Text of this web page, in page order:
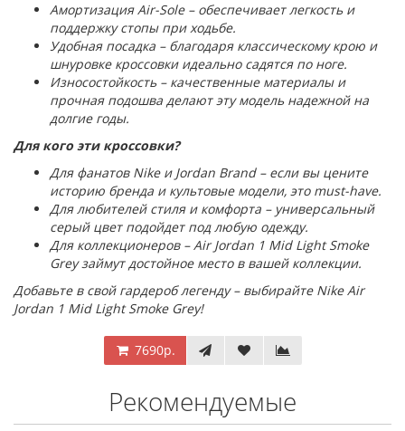
Амортизация Air-Sole – обеспечивает легкость и
поддержку стопы при ходьбе.
Удобная посадка – благодаря классическому крою и
шнуровке кроссовки идеально садятся по ноге.
Износостойкость – качественные материалы и
прочная подошва делают эту модель надежной на
долгие годы.
Для кого эти кроссовки?
Для фанатов Nike и Jordan Brand – если вы цените
историю бренда и культовые модели, это must-have.
Для любителей стиля и комфорта – универсальный
серый цвет подойдет под любую одежду.
Для коллекционеров – Air Jordan 1 Mid Light Smoke
Grey займут достойное место в вашей коллекции.
Добавьте в свой гардероб легенду – выбирайте Nike Air
Jordan 1 Mid Light Smoke Grey!
7690р.
Рекомендуемые